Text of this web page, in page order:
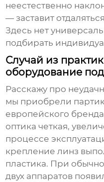
неестественно
— заставит
Здесь нет
подбирать
Случай из
оборудование
Расскажу про
мы приобрели
европейского
оптика четкая,
процессе
крепление линз
пластика. При
двух аппаратов